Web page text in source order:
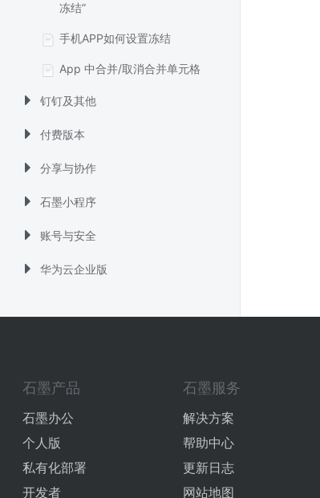
冻结”
手机APP如何设置冻结
App 中合并/取消合并单元格
钉钉及其他
付费版本
分享与协作
石墨小程序
账号与安全
华为云企业版
石墨产品
石墨办公
个人版
私有化部署
开发者
石墨服务
解决方案
帮助中心
更新日志
网站地图